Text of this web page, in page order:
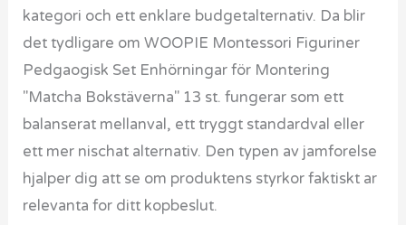
kategori och ett enklare budgetalternativ. Da blir
det tydligare om WOOPIE Montessori Figuriner
Pedgaogisk Set Enhörningar för Montering
"Matcha Bokstäverna" 13 st. fungerar som ett
balanserat mellanval, ett tryggt standardval eller
ett mer nischat alternativ. Den typen av jamforelse
hjalper dig att se om produktens styrkor faktiskt ar
relevanta for ditt kopbeslut.